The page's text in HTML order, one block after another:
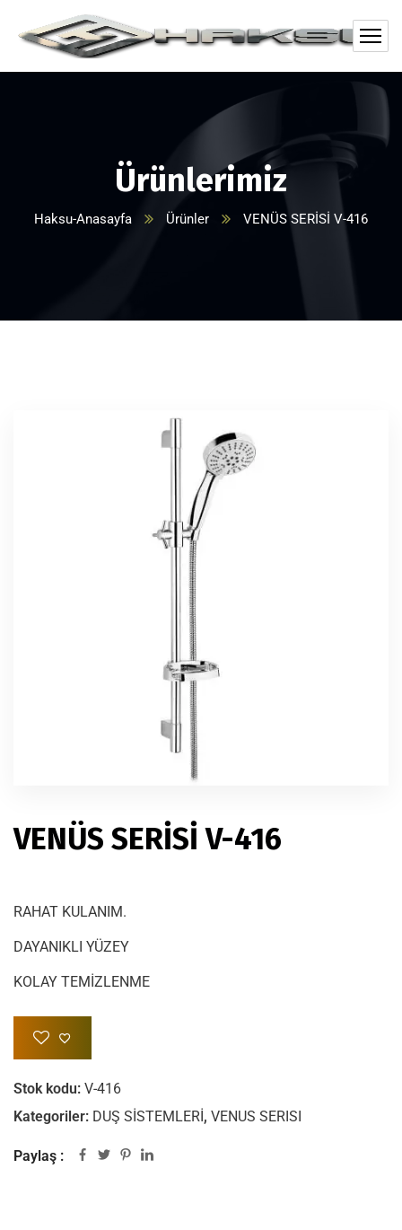
Ürünlerimiz
Haksu-Anasayfa Ürünler VENÜS SERİSİ V-416
VENÜS SERİSİ V-416
RAHAT KULANIM.
DAYANIKLI YÜZEY
KOLAY TEMİZLENME
Stok kodu: V-416
Kategoriler: DUŞ SİSTEMLERİ, VENUS SERISI
Paylaş :